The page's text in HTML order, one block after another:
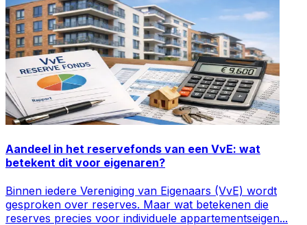
Aandeel in het reservefonds van een VvE: wat
betekent dit voor eigenaren?
Binnen iedere Vereniging van Eigenaars (VvE) wordt
gesproken over reserves. Maar wat betekenen die
reserves precies voor individuele appartementseigen...